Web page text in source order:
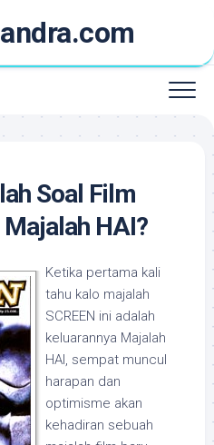
Soal Film
HAI?
Ketika pertama kali
tahu kalo majalah
SCREEN ini adalah
keluarannya Majalah
HAI, sempat muncul
harapan dan
optimisme akan
kehadiran sebuah